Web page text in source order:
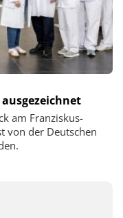
am Franziskus-
von der Deutschen